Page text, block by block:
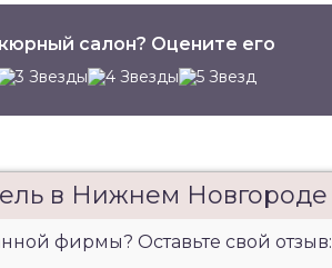
салон? Оцените его
в Нижнем Новгороде
фирмы? Оставьте свой отзыв: